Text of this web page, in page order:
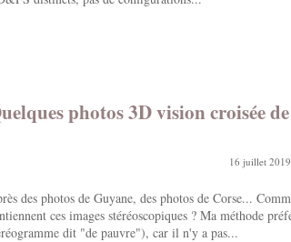
photos 3D vision croisée
16 juillet 2019
des photos de Guyane, des photos de Corse...
ces images stéréoscopiques ? Ma méthode
dit "de pauvre"), car il n'y a pas...